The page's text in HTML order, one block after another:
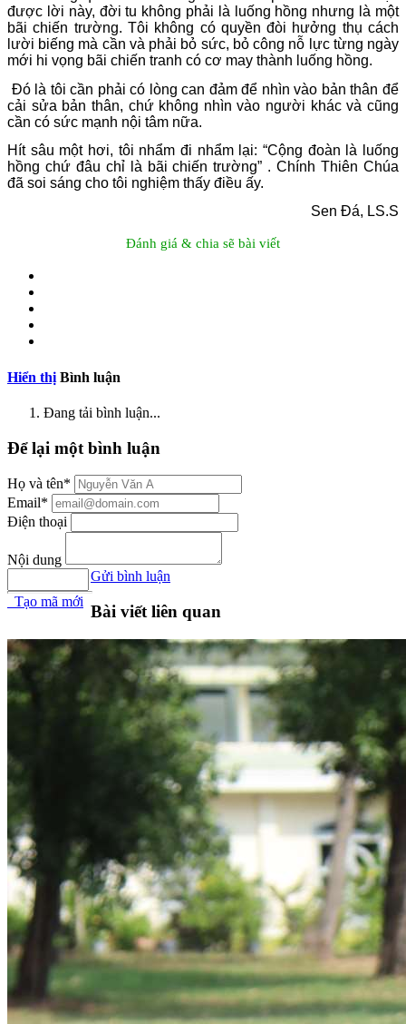
được lời này, đời tu không phải là luống hồng nhưng là một
bãi chiến trường. Tôi không có quyền đòi hưởng thụ cách
lười biếng mà cần và phải bỏ sức, bỏ công nỗ lực từng ngày
mới hi vọng bãi chiến tranh có cơ may thành luống hồng.
Đó là tôi cần phải có lòng can đảm để nhìn vào bản thân để
cải sửa bản thân, chứ không nhìn vào người khác và cũng
cần có sức mạnh nội tâm nữa.
Hít sâu một hơi, tôi nhẩm đi nhẩm lại: “Cộng đoàn là luống
hồng chứ đâu chỉ là bãi chiến trường” . Chính Thiên Chúa
đã soi sáng cho tôi nghiệm thấy điều ấy.
Sen Đá, LS.S
Đánh giá & chia sẽ bài viết
Hiển thị Bình luận
Đang tải bình luận...
Để lại một bình luận
Họ và tên*
Email*
Điện thoại
Nội dung
Tạo mã mới
Gửi bình luận
Bài viết liên quan